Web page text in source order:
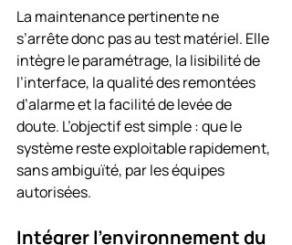
La maintenance pertinente ne
s’arrête donc pas au test matériel. Elle
intègre le paramétrage, la lisibilité de
l’interface, la qualité des remontées
d’alarme et la facilité de levée de
doute. L’objectif est simple : que le
système reste exploitable rapidement,
sans ambiguïté, par les équipes
autorisées.
Intégrer l’environnement du